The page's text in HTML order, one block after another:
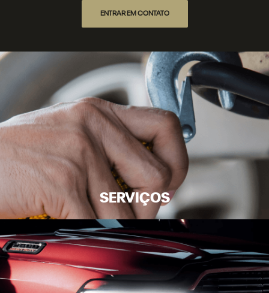
ENTRAR EM CONTATO
SERVIÇOS